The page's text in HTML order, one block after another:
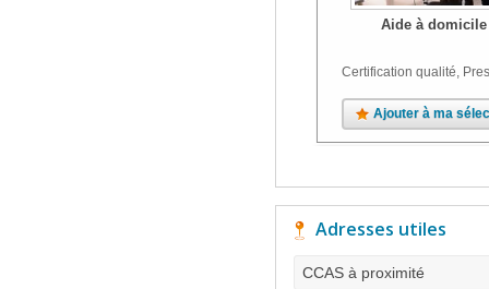
Aide à domicile
Certification qualité,
Ajouter à ma
Adresses utiles
CCAS à proximité